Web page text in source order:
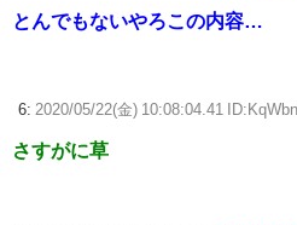
とんでもないやろこの内容…
6: 2020/05/22(金) 10:08:04.41
さすがに草